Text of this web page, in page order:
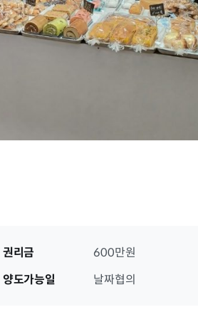
권리금
600만원
양도가능일
날짜협의